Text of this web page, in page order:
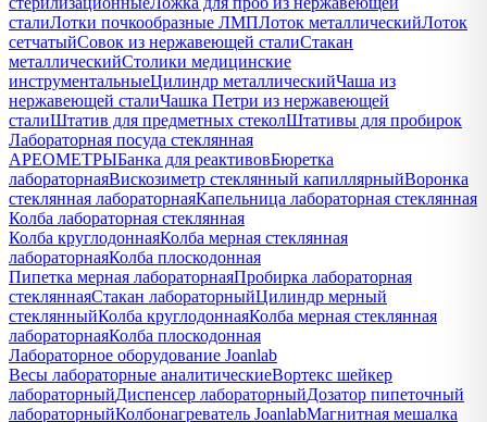
сталиЛотки почкообразные ЛМПЛоток металлическийЛоток
сетчатыйСовок из нержавеющей сталиСтакан
металлическийСтолики медицинские
инструментальныеЦилиндр металлическийЧаша из
нержавеющей сталиЧашка Петри из нержавеющей
сталиШтатив для предметных стеколШтативы для пробирок
Лабораторная посуда стеклянная
АРЕОМЕТРЫБанка для реактивовБюретка
лабораторнаяВискозиметр стеклянный капиллярныйВоронка
стеклянная лабораторнаяКапельница лабораторная стеклянная
Колба лабораторная стеклянная
Колба круглодоннаяКолба мерная стеклянная
лабораторнаяКолба плоскодонная
Пипетка мерная лабораторнаяПробирка лабораторная
стекляннаяСтакан лабораторныйЦилиндр мерный
стеклянныйКолба круглодоннаяКолба мерная стеклянная
лабораторнаяКолба плоскодонная
Лабораторное оборудование Joanlab
Весы лабораторные аналитическиеВортекс шейкер
лабораторныйДиспенсер лабораторныйДозатор пипеточный
лабораторныйКолбонагреватель JoanlabМагнитная мешалка